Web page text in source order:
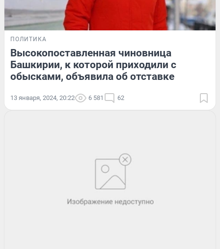
ПОЛИТИКА
Высокопоставленная чиновница
Башкирии, к которой приходили с
обысками, объявила об отставке
13 января, 2024, 20:22 6 581 62